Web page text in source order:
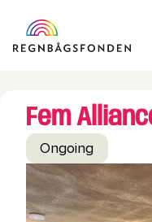
Fem
Ongoing